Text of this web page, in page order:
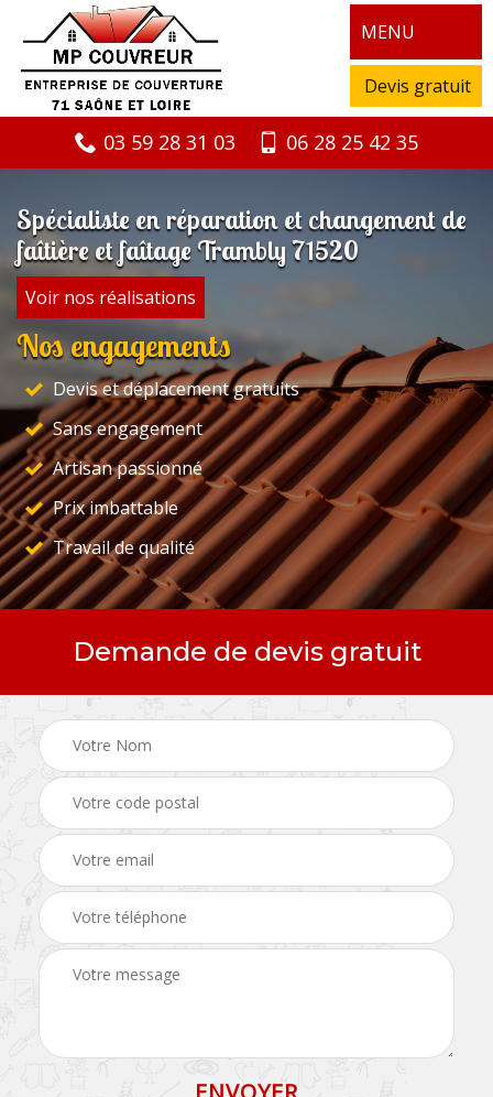
MENU
Devis gratuit
03 59 28 31 03 06 28 25 42 35
Spécialiste en réparation et changement de
faîtière et faîtage Trambly 71520
Voir nos réalisations
Nos engagements
Devis et déplacement gratuits
Sans engagement
Artisan passionné
Prix imbattable
Travail de qualité
Demande de devis gratuit